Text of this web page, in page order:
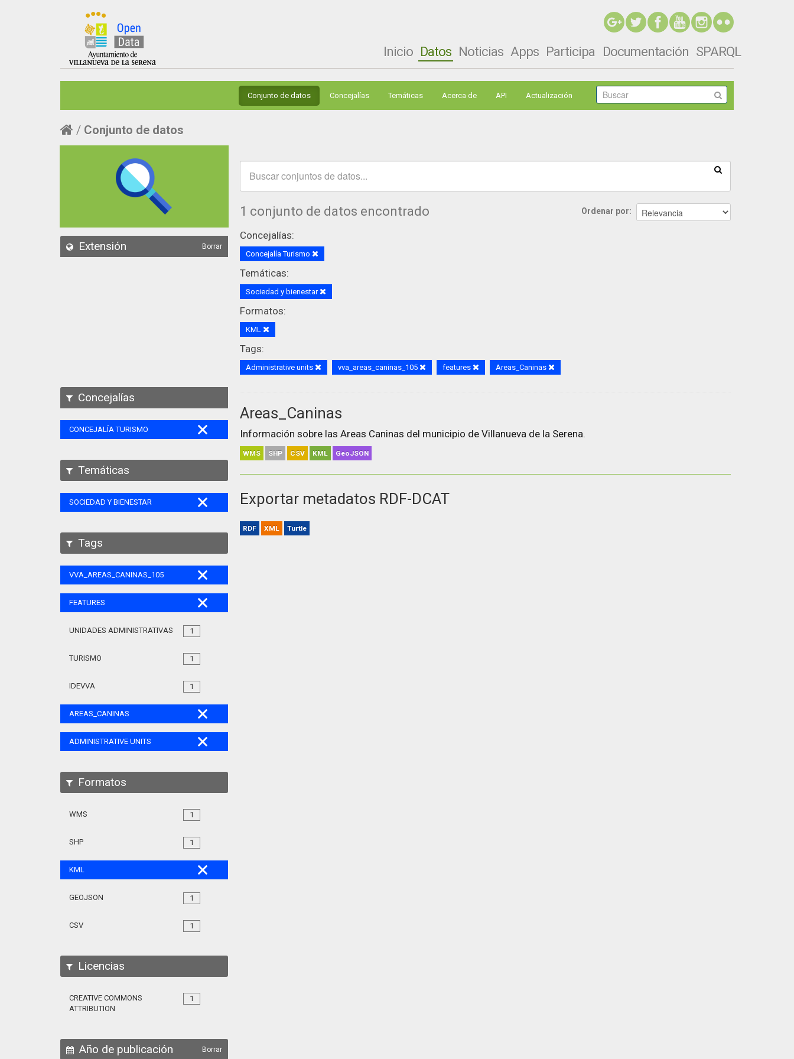
Inicio Datos Noticias Apps Participa Documentación SPARQL
Conjunto de datos Concejalías Temáticas Acerca de API Actualización
Conjunto de datos
Extensión Borrar
Concejalías
CONCEJALÍA TURISMO
Temáticas
SOCIEDAD Y BIENESTAR
Tags
VVA_AREAS_CANINAS_105
FEATURES
1
UNIDADES ADMINISTRATIVAS
1
TURISMO
1
IDEVVA
AREAS_CANINAS
ADMINISTRATIVE UNITS
Formatos
1
WMS
1
SHP
KML
1
GEOJSON
1
CSV
Licencias
1
CREATIVE COMMONS
ATTRIBUTION
Año de publicación Borrar
Ordenar por
1 conjunto de datos encontrado
Concejalías:
Concejalía Turismo
Temáticas:
Sociedad y bienestar
Formatos:
KML
Tags:
Administrative units vva_areas_caninas_105 features Areas_Caninas
Areas_Caninas
Información sobre las Areas Caninas del municipio de Villanueva de la Serena.
WMS SHP CSV KML GeoJSON
Exportar metadatos RDF-DCAT
RDF XML Turtle